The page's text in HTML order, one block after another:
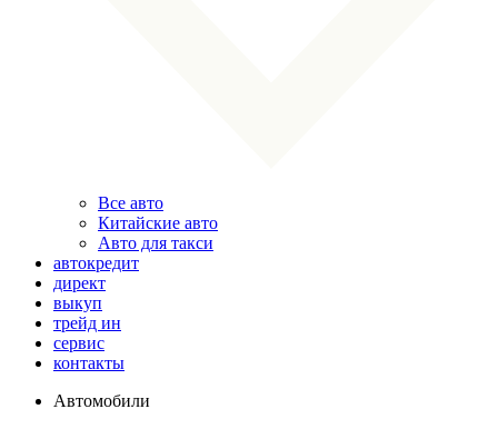
Все авто
Китайские авто
Авто для такси
автокредит
директ
выкуп
трейд ин
сервис
контакты
Автомобили